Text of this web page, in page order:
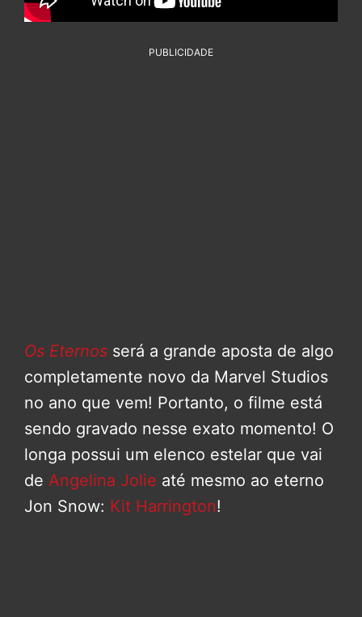
PUBLICIDADE
Os Eternos será a grande aposta de algo
completamente novo da Marvel Studios
no ano que vem! Portanto, o filme está
sendo gravado nesse exato momento! O
longa possui um elenco estelar que vai
de Angelina Jolie até mesmo ao eterno
Jon Snow: Kit Harrington!